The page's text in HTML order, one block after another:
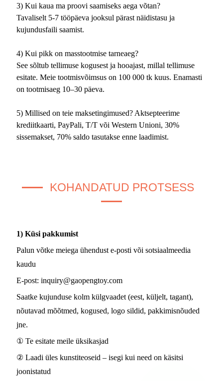
3) Kui kaua ma proovi saamiseks aega võtan?
Tavaliselt 5-7 tööpäeva jooksul pärast näidistasu ja
kujundusfaili saamist.
4) Kui pikk on masstootmise tarneaeg?
See sõltub tellimuse kogusest ja hooajast, millal tellimuse
esitate. Meie tootmisvõimsus on 100 000 tk kuus. Enamasti
on tootmisaeg 10–30 päeva.
5) Millised on teie maksetingimused? Aktsepteerime
krediitkaarti, PayPali, T/T või Western Unioni, 30%
sissemakset, 70% saldo tasutakse enne laadimist.
KOHANDATUD PROTSESS
1) Küsi pakkumist
Palun võtke meiega ühendust e-posti või sotsiaalmeedia
kaudu
E-post: inquiry@gaopengtoy.com
Saatke kujunduse kolm külgvaadet (eest, küljelt, tagant),
nõutavad mõõtmed, kogused, logo sildid, pakkimisnõuded
jne.
① Te esitate meile üksikasjad
② Laadi üles kunstiteoseid – isegi kui need on käsitsi
joonistatud